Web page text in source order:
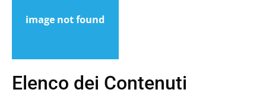
Elenco dei Contenuti